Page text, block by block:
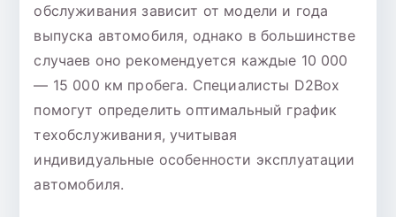
обслуживания зависит от модели и года
выпуска автомобиля, однако в большинстве
случаев оно рекомендуется каждые 10 000
— 15 000 км пробега. Специалисты D2Box
помогут определить оптимальный график
техобслуживания, учитывая
индивидуальные особенности эксплуатации
автомобиля.